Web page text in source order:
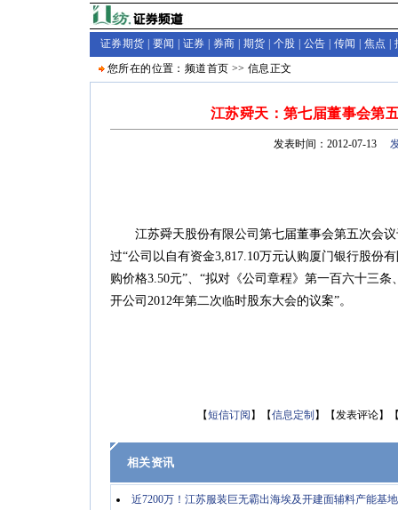
证券期货 | 要闻 证券 券商 期货 个股 公告 传闻 焦点
您所在的位置： 频道首页 >>信息正文
江苏舜天：第七届董事会第
发表时间：2012-07-13
江苏舜天股份有限公司第七届董事会第五次会议
过“公司以自有资金3,817.10万元认购厦门银行股份
购价格3.50元”、“拟对《公司章程》第一百六十三
开公司2012年第二次临时股东大会的议案”。
【短信订阅 】【信息定制 】【发表评论】
相关资讯
近7200万！江苏服装巨无霸出海埃及开建面辅料产能基地